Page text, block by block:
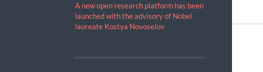
A new open research platform has been
launched with the advisory of Nobel
laureate Kostya Novoselov